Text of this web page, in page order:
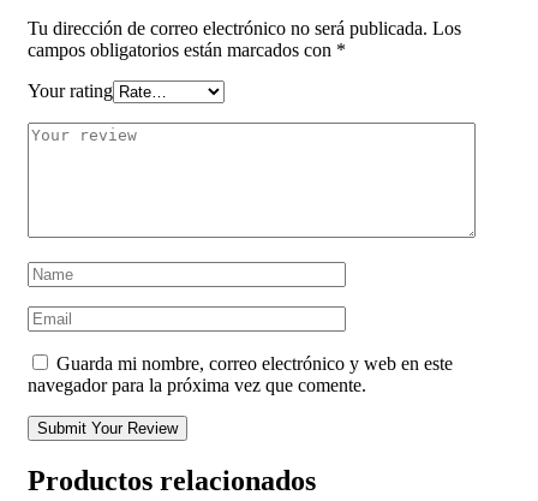
Tu dirección de correo electrónico no será publicada. Los
campos obligatorios están marcados con *
Your rating
Guarda mi nombre, correo electrónico y web en este
navegador para la próxima vez que comente.
Submit Your Review
Productos relacionados